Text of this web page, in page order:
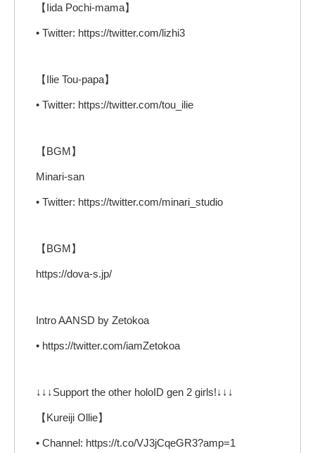
【Iida Pochi-mama】
• Twitter: https://twitter.com/lizhi3
【Ilie Tou-papa】
• Twitter: https://twitter.com/tou_ilie
【BGM】
Minari-san
• Twitter: https://twitter.com/minari_studio
【BGM】
https://dova-s.jp/
Intro AANSD by Zetokoa
• https://twitter.com/iamZetokoa
↓↓↓Support the other holoID gen 2 girls!↓↓↓
【Kureiji Ollie】
• Channel: https://t.co/VJ3jCqeGR3?amp=1